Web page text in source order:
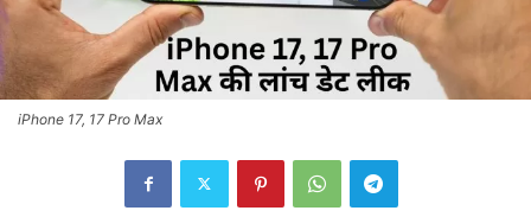
iPhone 17, 17 Pro Max